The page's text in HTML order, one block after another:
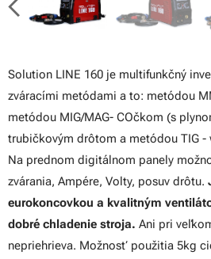
Solution LINE 160 je multifunkčný
zváracími metódami a to: metódou
metódou MIG/MAG- COčkom (s
trubičkovým drôtom a metódou TIG
Na prednom digitálnom panely
zvárania, Ampére, Volty, posuv drôtu.
eurokoncovkou a kvalitným
dobré chladenie stroja. Ani pri
nepriehrieva. Možnosť použitia 5kg